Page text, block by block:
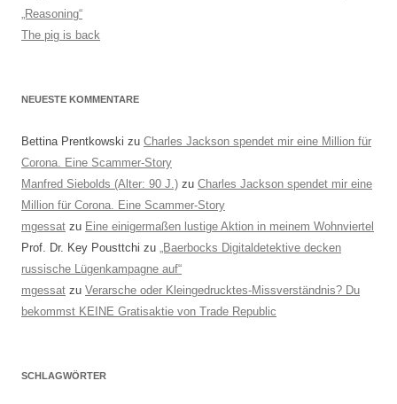
„Reasoning“
The pig is back
NEUESTE KOMMENTARE
Bettina Prentkowski zu Charles Jackson spendet mir eine Million für
Corona. Eine Scammer-Story
Manfred Siebolds (Alter: 90 J.) zu Charles Jackson spendet mir eine
Million für Corona. Eine Scammer-Story
mgessat zu Eine einigermaßen lustige Aktion in meinem Wohnviertel
Prof. Dr. Key Pousttchi zu
„Baerbocks Digitaldetektive decken
russische Lügenkampagne auf“
mgessat zu Verarsche oder Kleingedrucktes-Missverständnis? Du
bekommst KEINE Gratisaktie von Trade Republic
SCHLAGWÖRTER